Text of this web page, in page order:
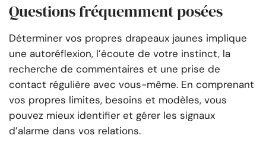
Questions fréquemment posées
Déterminer vos propres drapeaux jaunes implique
une autoréflexion, l’écoute de votre instinct, la
recherche de commentaires et une prise de
contact régulière avec vous-même. En comprenant
vos propres limites, besoins et modèles, vous
pouvez mieux identifier et gérer les signaux
d’alarme dans vos relations.